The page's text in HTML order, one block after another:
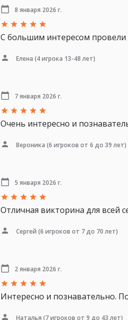
8 января 2026 г.
С большим интересом провели
Елена (4 игрока 13-48 лет)
7 января 2026 г.
Очень интересно и
Вероника (6 игроков от 6 до 39 лет)
5 января 2026 г.
Отличная викторина для всей
Сергей (6 игроков от 7 до 70 лет)
2 января 2026 г.
Интересно и познавательно.
Наталья (7 игроков от 9 до 43 лет)